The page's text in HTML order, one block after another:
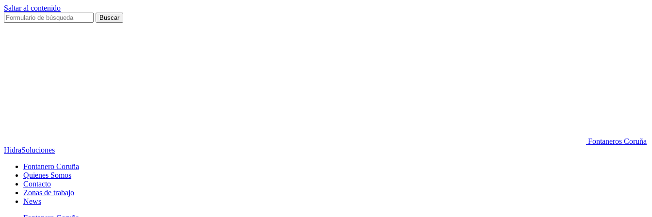
Saltar al contenido
Buscar
Fontaneros Coruña
HidraSoluciones
Fontanero Coruña
Quienes Somos
Contacto
Zonas de trabajo
News